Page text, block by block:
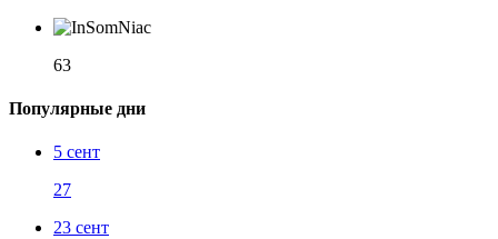
63
Популярные дни
5 сент
27
23 сент